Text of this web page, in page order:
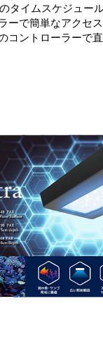
タイムスケジュー
ーで簡単なアクセス
コントローラーで